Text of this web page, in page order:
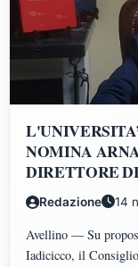
NOMINA
DIRETTORE
GIURIDICHE,
POLITICHE,
FILOSOFIA E
Redazione 14
Avellino — Su
Iadicicco, il